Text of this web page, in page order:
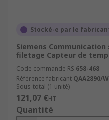
Stocké-e par le
Siemens Communication
filetage Capteur de
Code commande RS 658-468
Référence fabricant QAA2890/
Sous-total (1 unité)
121,07 €HT
Quantité